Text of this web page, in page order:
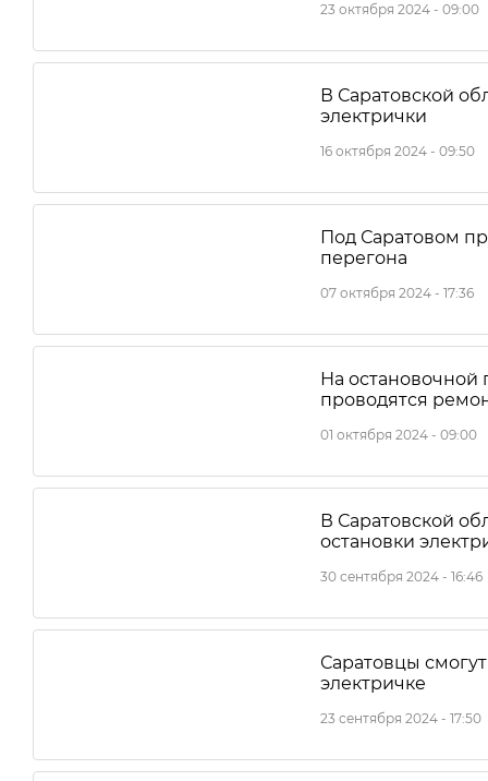
23 октября 2024 - 09:00
В Саратовской
электрички
16 октября 2024 - 09:50
Под Саратовом
перегона
07 октября 2024 - 17:36
На остановочной
проводятся
01 октября 2024 - 09:00
В Саратовской
остановки
30 сентября 2024 - 16:46
Саратовцы
электричке
23 сентября 2024 - 17:50